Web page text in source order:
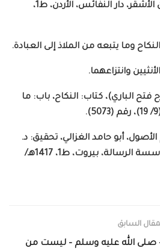
الشرعية, د. محمد سليمان الأشقر، دار النفائس، الأردن، ط1،
فتح الباري)، كتاب: النكاح، باب: ما
أبو حامد الغزالي، تحقيق: د.
محمد سليمان الأشقر، مؤسسة الرسالة، بيروت، ط1، 1417هـ/
السابق
– صلى الله عليه وسلم – ليست من